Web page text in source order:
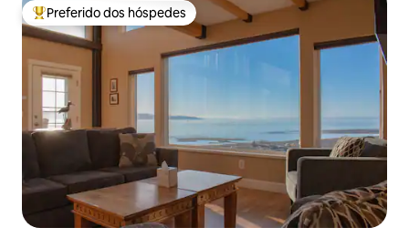
Entre os melhores preferidos dos hóspedes
Preferido dos hóspedes